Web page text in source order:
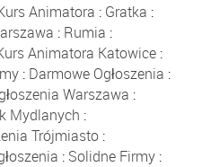
Animatora : Gratka :
: Rumia :
Animatora Katowice :
: Darmowe Ogłoszenia :
Warszawa :
Mydlanych :
Trójmiasto :
: Solidne Firmy :